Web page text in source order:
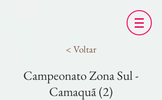
< Voltar
Campeonato Zona Sul -
Camaquã (2)